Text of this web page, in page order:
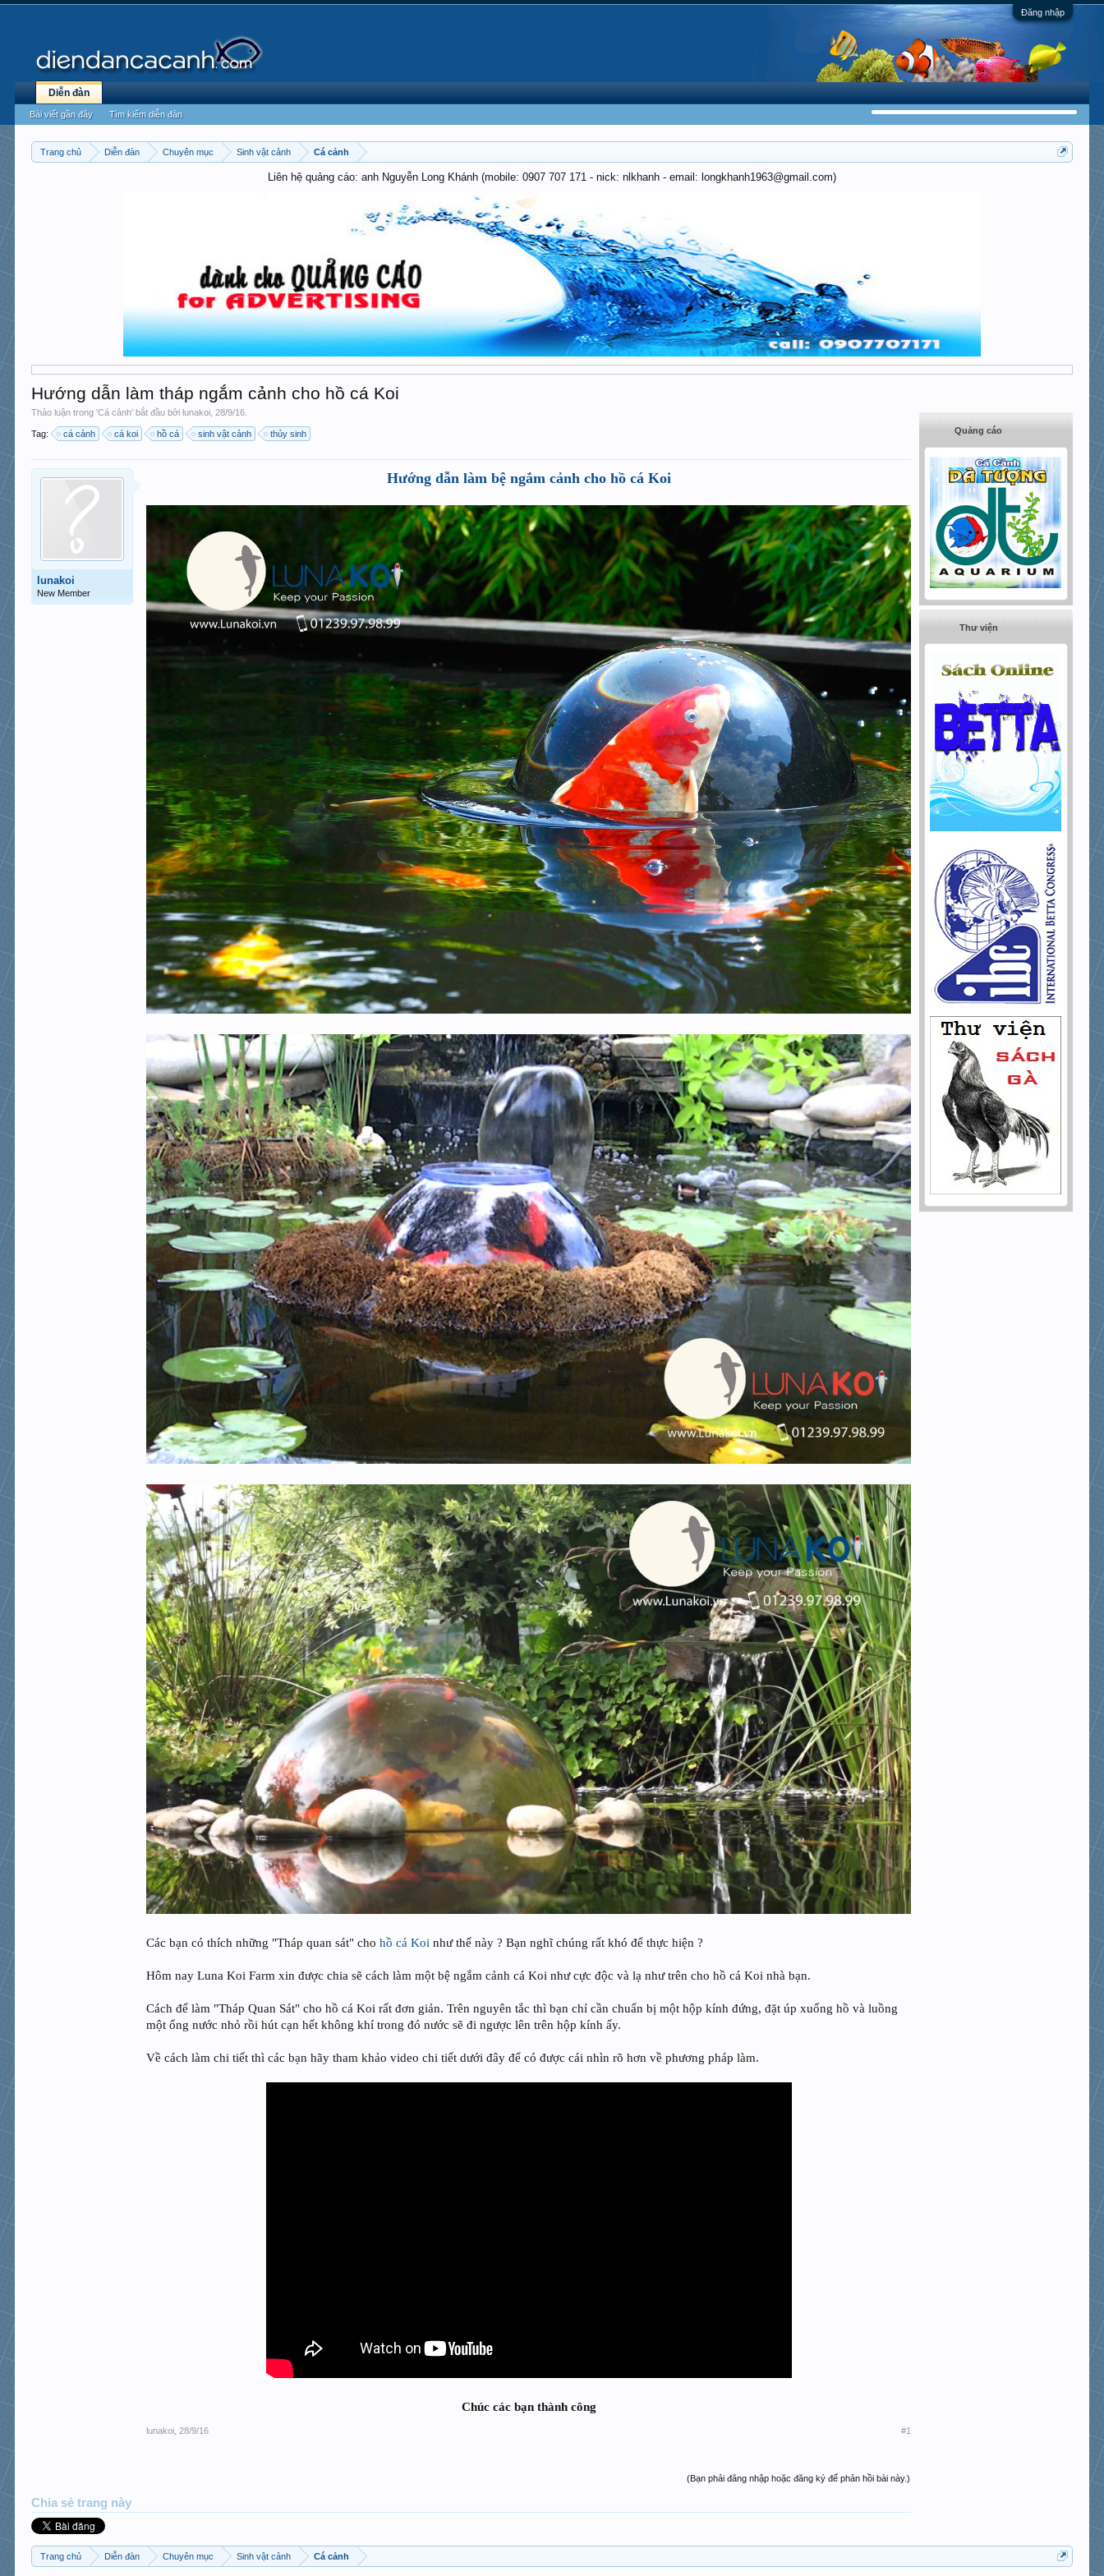
Đăng nhập
Trang chủ Diễn đàn Chuyên mục Sinh vật cảnh Cá cảnh
Liên hệ quảng cáo: anh Nguyễn Long Khánh (mobile: 0907 707 171 - nick: nlkhanh - email: longkhanh1963@gmail.com)
Hướng dẫn làm tháp ngắm cảnh cho hồ cá Koi
Thảo luận trong 'Cá cảnh' bắt đầu bởilunakoi ,28/9/16
Tag: cá cảnh cá koi hồ cá sinh vật cảnh thủy sinh
lunakoi
New Member
Hướng dẫn làm bệ ngắm cảnh cho hồ cá Koi
Các bạn có thích những "Tháp quan sát" chohồ cá Koi như thế này ? Bạn nghĩ chúng rất khó để thực hiện ?
Hôm nay Luna Koi Farm xin được chia sẽ cách làm một bệ ngắm cảnh cá Koi như cực độc và lạ như trên cho hồ cá Koi nhà bạn.
Cách để làm "Tháp Quan Sát" cho hồ cá Koi rất đơn giản. Trên nguyên tắc thì bạn chỉ cần chuẩn bị một hộp kính đứng, đặt úp xuống hồ và luồng
một ống nước nhỏ rồi hút cạn hết không khí trong đó nước sẽ đi ngược lên trên hộp kính ấy.
Về cách làm chi tiết thì các bạn hãy tham khảo video chi tiết dưới đây để có được cái nhìn rõ hơn về phương pháp làm.
Chúc các bạn thành công
lunakoi 28/9/16 #1
(Bạn phải đăng nhập hoặc đăng ký để phản hồi bài này.)
Chia sẻ trang này
Quảng cáo
Thư viện
Trang chủ Diễn đàn Chuyên mục Sinh vật cảnh Cá cảnh
Diễn đàn
Bài viết gần đây Tìm kiếm diễn đàn